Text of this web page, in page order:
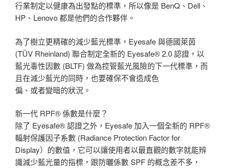
行業制定以健康為出發點的標準，所以像是 BenQ、Dell、
HP、Lenovo 都是他們的合作夥伴。
為了樹立更精確的減少藍光標準，Eyesafe 與德國萊茵
(TÜV Rheinland) 聯合制定全新的 Eyesafe® 2.0 認證，以
藍光毒性因數 (BLTF) 做為控管藍光風險的下一代標準，而
且在減少藍光的同時，也要確保不會造成色
偏、或者變暗的狀況。
新一代 RPF® 係數是什麼？
除了 Eyesafe® 認證之外，Eyesafe 加入一個全新的 RPF®
輻射保護因子系數 (Radiance Protection Factor for
Display）的數值，它可以讓使用者以最直觀的數字就能辨
識減少藍光量的指標，跟防曬係數 SPF 的概念差不多，